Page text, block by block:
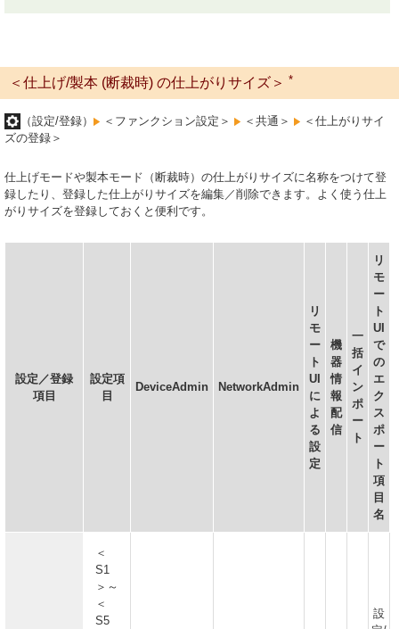
＜仕上げ/製本 (断裁時) の仕上がりサイズ＞ *
（設定/登録） ＜ファンクション設定＞ ＜共通＞
＜仕上がりサイ
ズの登録＞
仕上げモードや製本モード（断裁時）の仕上がりサイズに名称をつけて登
録したり、登録した仕上がりサイズを編集／削除できます。よく使う仕上
がりサイズを登録しておくと便利です。
設定／登録
項目
設定項
目
DeviceAdmin NetworkAdmin
リ
モ
ー
ト
UI
に
よ
る
設
定
機
器
情
報
配
信
一
括
イ
ン
ポ
ー
ト
リ
モ
ー
ト
UI
で
の
エ
ク
ス
ポ
ー
ト
項
目
名
＜
S1
＞～
＜
S5
設